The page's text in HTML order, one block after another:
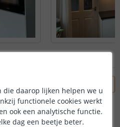
dit product.
die daarop lijken helpen we u
functionele cookies werkt
ook een analytische functie.
dag een beetje beter.